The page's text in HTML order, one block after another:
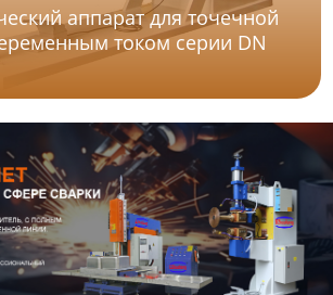
аппарат для точечной
током серии DN